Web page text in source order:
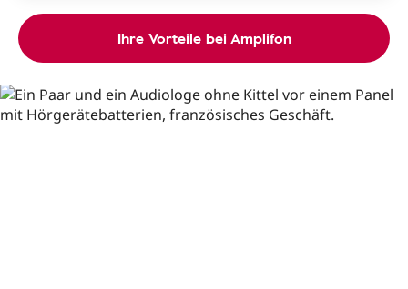
Ihre Vorteile bei Amplifon